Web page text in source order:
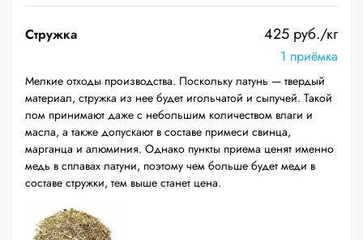
Стружка 425 руб./кг
1 приёмка
Мелкие отходы производства. Поскольку латунь — твердый
материал, стружка из нее будет игольчатой и сыпучей. Такой
лом принимают даже с небольшим количеством влаги и
масла, а также допускают в составе примеси свинца,
марганца и алюминия. Однако пункты приема ценят именно
медь в сплавах латуни, поэтому чем больше будет меди в
составе стружки, тем выше станет цена.